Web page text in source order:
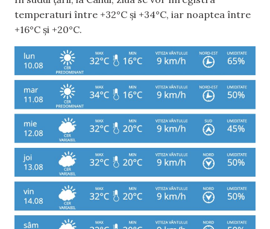
temperaturi între +32°C și +34°C, iar noaptea între
+16°C și +20°C.